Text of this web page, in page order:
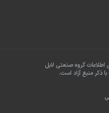
گروه صنعتی لابل
ذکر منبع آزاد است.